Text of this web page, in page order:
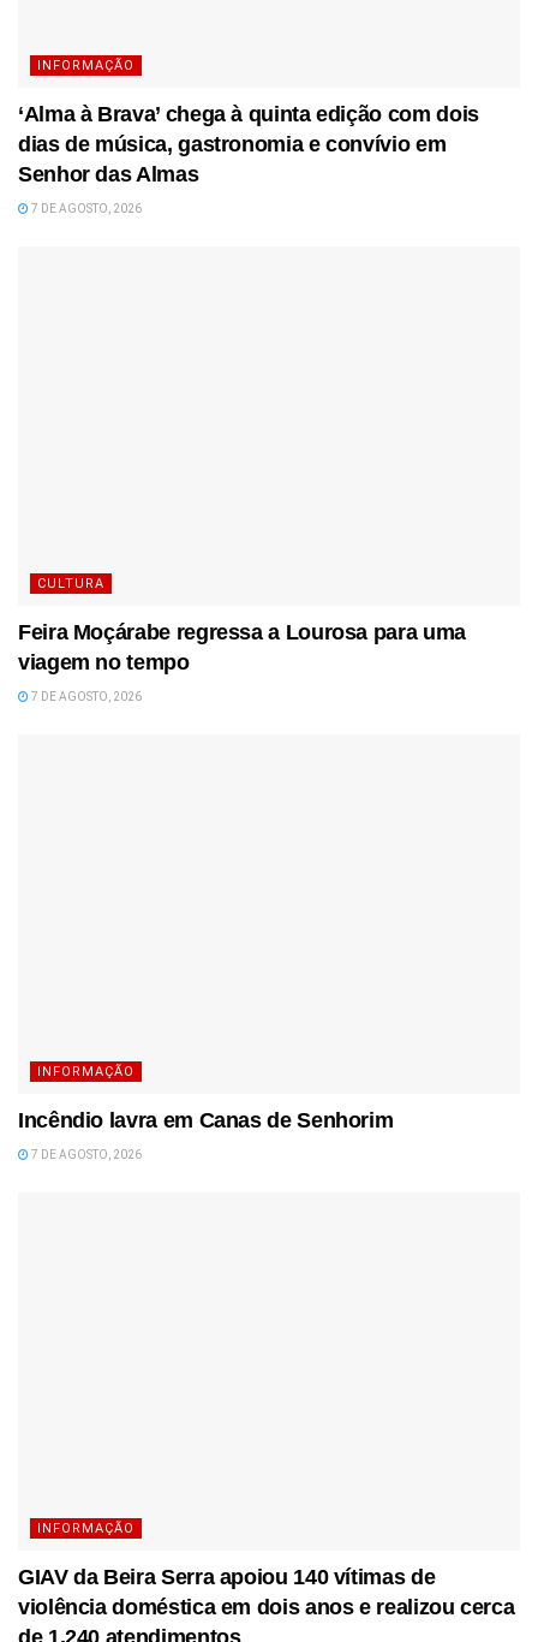
INFORMAÇÃO
‘Alma à Brava’ chega à quinta edição com dois
dias de música, gastronomia e convívio em
Senhor das Almas
7 DE AGOSTO, 2026
CULTURA
Feira Moçárabe regressa a Lourosa para uma
viagem no tempo
7 DE AGOSTO, 2026
INFORMAÇÃO
Incêndio lavra em Canas de Senhorim
7 DE AGOSTO, 2026
INFORMAÇÃO
GIAV da Beira Serra apoiou 140 vítimas de
violência doméstica em dois anos e realizou cerca